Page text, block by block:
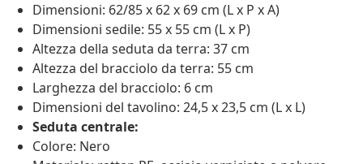
Dimensioni: 62/85 x 62 x 69 cm (L x P x A)
Dimensioni sedile: 55 x 55 cm (L x P)
Altezza della seduta da terra: 37 cm
Altezza del bracciolo da terra: 55 cm
Larghezza del bracciolo: 6 cm
Dimensioni del tavolino: 24,5 x 23,5 cm (L x L)
Seduta centrale:
Colore: Nero